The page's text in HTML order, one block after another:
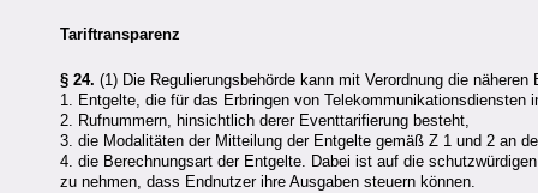
Tariftransparenz
§ 24. (1) Die Regulierungsbehörde kann mit Verordnung die
1. Entgelte, die für das Erbringen von Telekommunikationsdiensten
2. Rufnummern, hinsichtlich derer Eventtarifierung besteht,
3. die Modalitäten der Mitteilung der Entgelte gemäß Z 1 und 2 an
4. die Berechnungsart der Entgelte. Dabei ist auf die
zu nehmen, dass Endnutzer ihre Ausgaben steuern können.